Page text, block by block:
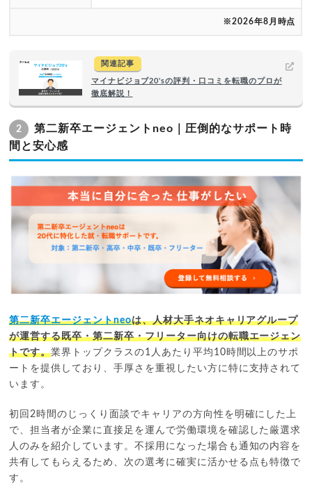
※2026年8月時点
関連記事
マイナビジョブ20'sの評判・口コミを転職のプロが
徹底解説！
2
第二新卒エージェントneo｜圧倒的なサポート時
間と安心感
第二新卒エージェントneoは、人材大手ネオキャリアグループ
が運営する既卒・第二新卒・フリーター向けの転職エージェン
トです。業界トップクラスの1人あたり平均10時間以上のサポ
ートを提供しており、手厚さを重視したい方に特に支持されて
います。
初回2時間のじっくり面談でキャリアの方向性を明確にした上
で、担当者が企業に直接足を運んで労働環境を確認した厳選求
人のみを紹介しています。不採用になった場合も通知の内容を
共有してもらえるため、次の選考に確実に活かせる点も特徴で
す。